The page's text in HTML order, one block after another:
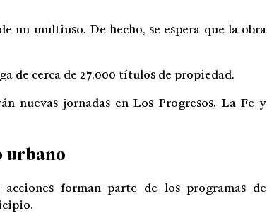
un multiuso. De hecho, se espera que la obra
de cerca de 27.000 títulos de propiedad.
nuevas jornadas en Los Progresos, La Fe y
urbano
forman parte de los programas de